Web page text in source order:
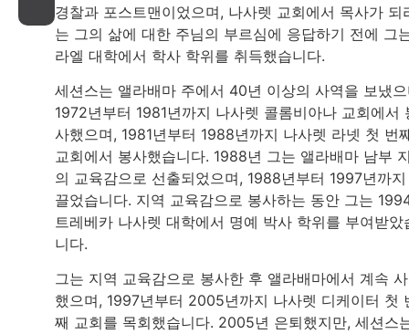
경찰과 포스트맨이었으며, 나사렛 교회에서 목사가 되
는 그의 삶에 대한 주님의 부르심에 응답하기 전에 그
라엘 대학에서 학사 학위를 취득했습니다.
세션스는 앨라배마 주에서 40년 이상의 사역을 보냈
1972년부터 1981년까지 나사렛 콜롬비아나 교회에서
사했으며, 1981년부터 1988년까지 나사렛 라넷 첫 번
교회에서 봉사했습니다. 1988년 그는 앨라배마 남부
의 교육감으로 선출되었으며, 1988년부터 1997년까
끌었습니다. 지역 교육감으로 봉사하는 동안 그는
트레베카 나사렛 대학에서 명예 박사 학위를 부여받았
니다.
그는 지역 교육감으로 봉사한 후 앨라배마에서 계속
했으며, 1997년부터 2005년까지 나사렛 디케이터 첫
째 교회를 목회했습니다. 2005년 은퇴했지만, 세션스